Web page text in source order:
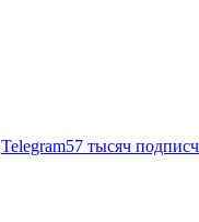
Telegram57 тысяч